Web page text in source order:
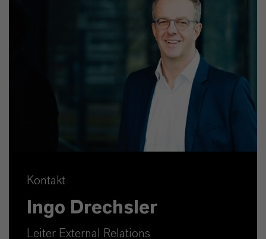
Kontakt
Ingo Drechsler
Leiter External Relations